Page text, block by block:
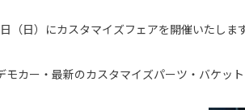
（日）にカスタマイズフェアを開催いたします
カー・最新のカスタマイズパーツ・バケッ